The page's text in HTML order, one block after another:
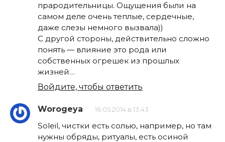
прародительницы. Ощущения были на
самом деле очень теплые, сердечные,
даже слезы немного вызвала))
С другой стороны, действительно сложно
понять — влияние это рода или
собственных огрешек из прошлых
жизней…
Войдите, чтобы ответить
Worogeya 16.05.2014 в 13:43
Soleil, чистки есть солью, например, но там
нужны обряды, ритуалы, есть осиной